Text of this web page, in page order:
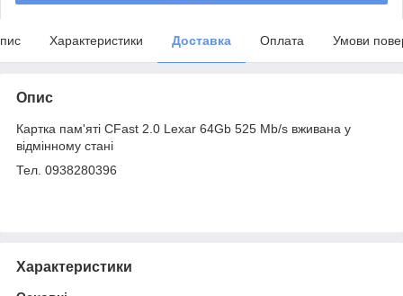
Характеристики Доставка Оплата Умови
Опис
Картка пам'яті CFast 2.0 Lexar 64Gb 525 Mb/s вживана у
відмінному стані
Тел. 0938280396
Характеристики